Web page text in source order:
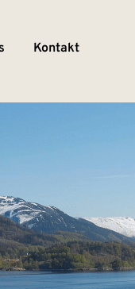
Kontakt